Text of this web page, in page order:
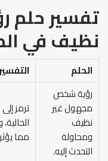
تفسير حلم
نظيف في
الحلم
رؤية شخص
مجهول غير
نظيف
ومحاولة
التحدث إليه.
ترمز
مما